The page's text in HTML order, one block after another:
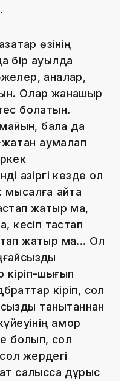
өзінің
бір ауылда
аналар,
Олар жанашыр
болатын.
бала да
қаумалап
қазіргі кезде ол
қайта
жатыр ма,
кесіп тастап
жатыр ма... Ол
кіріп-шығып
кіріп, сол
танытқаннан
қамқор
болып, сол
сол жердегі
ат салысса дұрыс